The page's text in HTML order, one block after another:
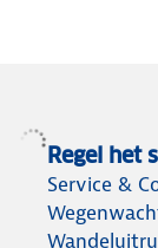
Regel het
Service &